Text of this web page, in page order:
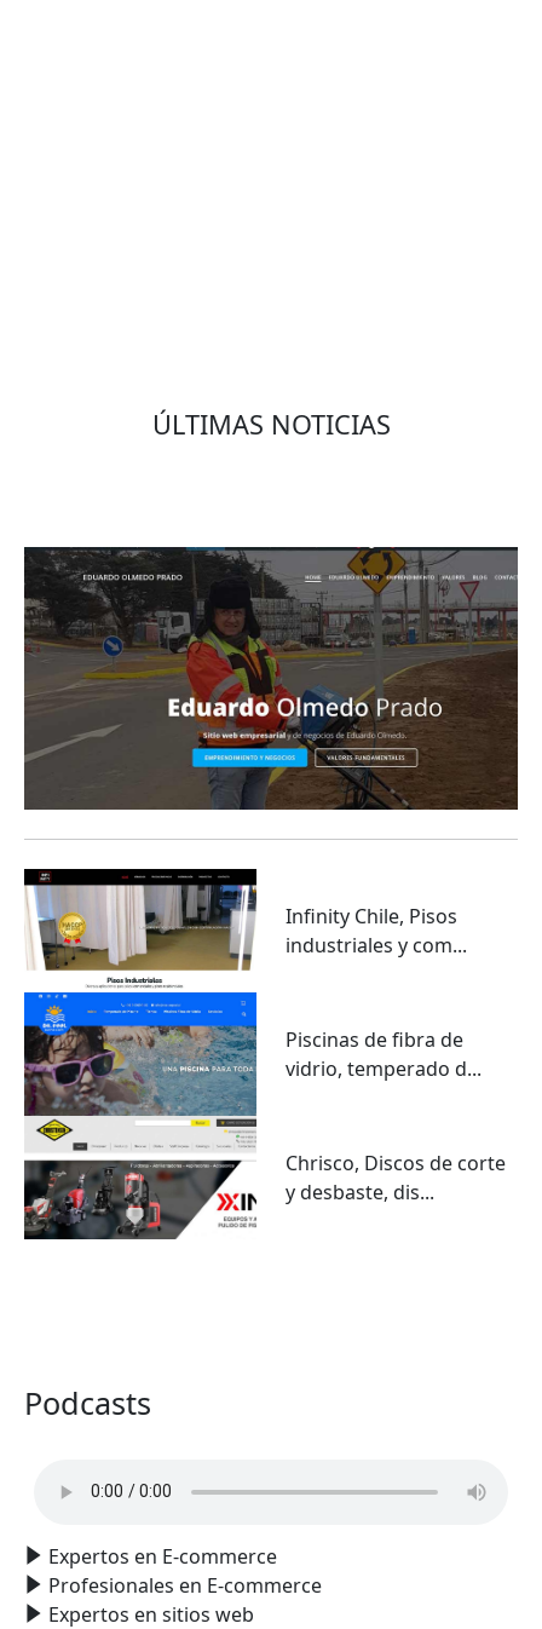
ÚLTIMAS NOTICIAS
Infinity Chile, Pisos
industriales y com...
Piscinas de fibra de
vidrio, temperado d...
Chrisco, Discos de corte
y desbaste, dis...
Podcasts
Expertos en E-commerce
Profesionales en E-commerce
Expertos en sitios web